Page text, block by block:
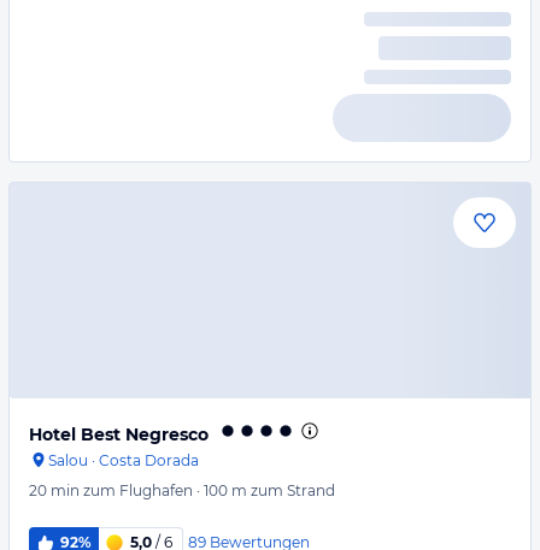
Hotel Best Negresco
Salou · Costa Dorada
20 min zum Flughafen · 100 m zum Strand
92% 5,0 / 6 89 Bewertungen